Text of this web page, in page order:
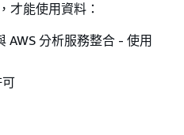
才能使用資料：
AWS 分析服務整合 - 使用